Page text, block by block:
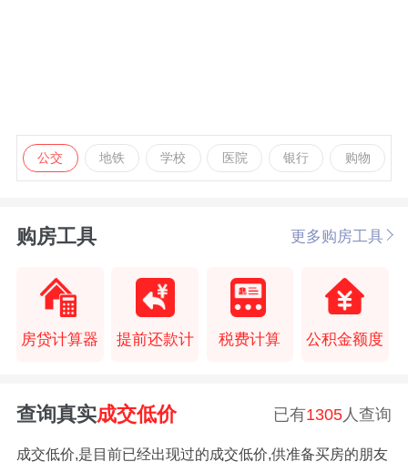
公交 地铁 学校 医院 银行 购物
购房工具 更多购房工具
房贷计算器 提前还款计 税费计算 公积金额度
查询真实成交低价 已有1305 人查询
成交低价,是目前已经出现过的成交低价,供准备买房的朋友